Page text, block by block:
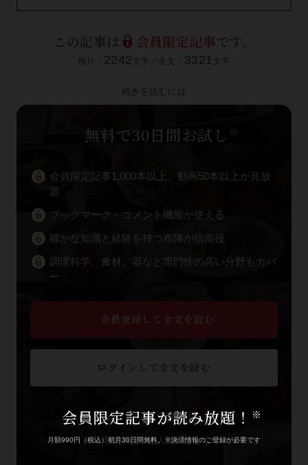
この記事は 会員限定記事です。
残り： 2242 文字／全文： 3321 文字
続きを読むには
無料で30日間お試し ※
会員限定記事1,000本以上、動画50本以上が見放
題
ブックマーク・コメント機能が使える
確かな知識と経験を持つ布陣が指南役
調理科学、食材、器など専門性の高い分野もカバ
ー
会員登録して全文を読む
ログインして全文を読む
WA・TO・BI -和食の扉- とは
年間購読・法人契約はこちら
会員限定記事が読み放題！ ※
月額990円（税込）初月30日間無料。※決済情報のご登録が必要です